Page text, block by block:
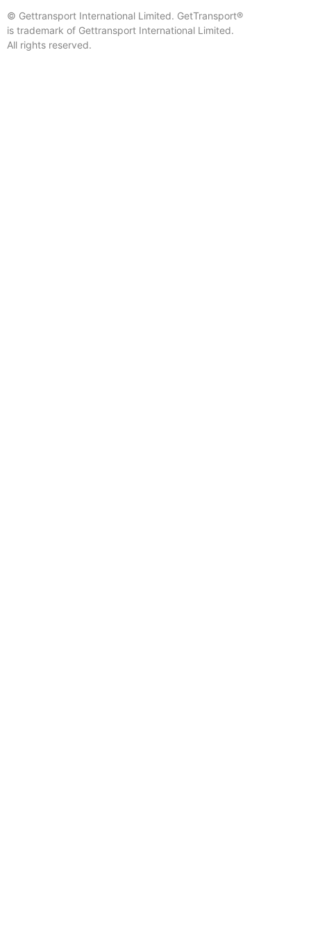
© Gettransport International Limited. GetTransport®
is trademark of Gettransport International Limited.
All rights reserved.